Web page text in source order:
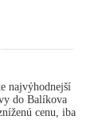
najvýhodnejší
do Balíkova
cenu, iba